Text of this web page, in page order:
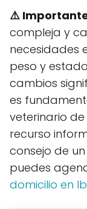
⚠️
compleja y
necesidades
peso y
cambios
es
veterinario
recurso
consejo de
puedes
domicilio en